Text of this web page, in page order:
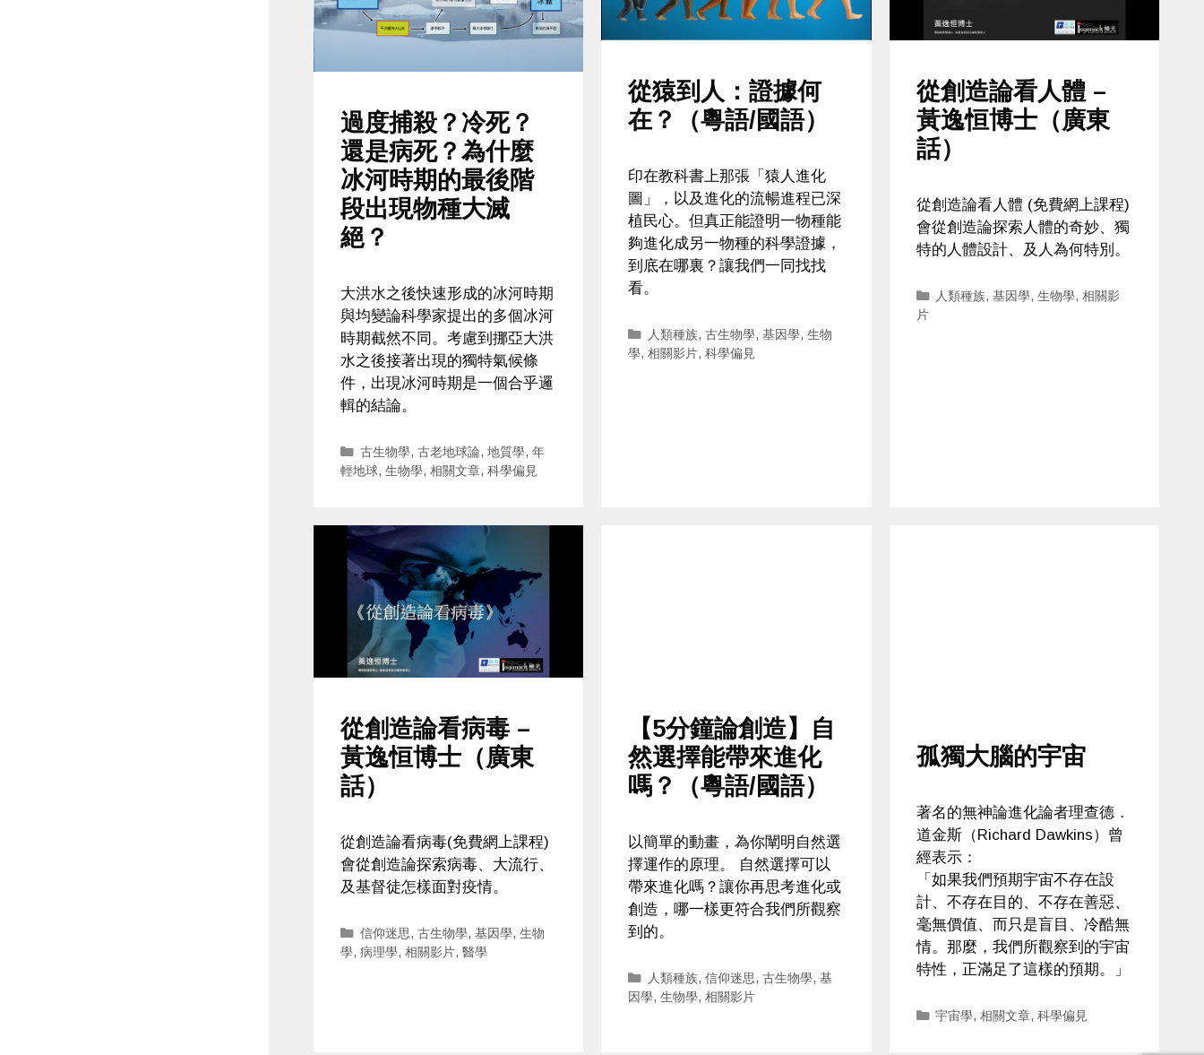
過度捕殺？冷死？
還是病死？為什麼
冰河時期的最後階
段出現物種大滅
絕？
大洪水之後快速形成的冰河時期
與均變論科學家提出的多個冰河
時期截然不同。考慮到挪亞大洪
水之後接著出現的獨特氣候條
件，出現冰河時期是一個合乎邏
輯的結論。
Categories
古生物學, 古老地球論, 地質學, 年
輕地球, 生物學, 相關文章, 科學偏見
從猿到人：證據何
在？（粵語/國語）
印在教科書上那張「猿人進化
圖」，以及進化的流暢進程已深
植民心。但真正能證明一物種能
夠進化成另一物種的科學證據，
到底在哪裏？讓我們一同找找
看。
Categories
人類種族, 古生物學, 基因學, 生物
學,相關影片,科學偏見
從創造論看人體 –
黃逸恒博士（廣東
話）
從創造論看人體 (免費網上課程)
會從創造論探索人體的奇妙、獨
特的人體設計、及人為何特別。
Categories
人類種族,基因學,生物學,相關影
片
從創造論看病毒 –
黃逸恒博士（廣東
話）
從創造論看病毒(免費網上課程)
會從創造論探索病毒、大流行、
及基督徒怎樣面對疫情。
Categories
信仰迷思, 古生物學, 基因學, 生物
學, 病理學, 相關影片, 醫學
【5分鐘論創造】自
然選擇能帶來進化
嗎？（粵語/國語）
以簡單的動畫，為你闡明自然選
擇運作的原理。 自然選擇可以
帶來進化嗎？讓你再思考進化或
創造，哪一樣更符合我們所觀察
到的。
Categories
人類種族, 信仰迷思, 古生物學, 基
因學,生物學,相關影片
孤獨大腦的宇宙
著名的無神論進化論者理查德．
道金斯（Richard Dawkins）曾
經表示：
「如果我們預期宇宙不存在設
計、不存在目的、不存在善惡、
毫無價值、而只是盲目、冷酷無
情。那麼，我們所觀察到的宇宙
特性，正滿足了這樣的預期。」
Categories
宇宙學,相關文章,科學偏見